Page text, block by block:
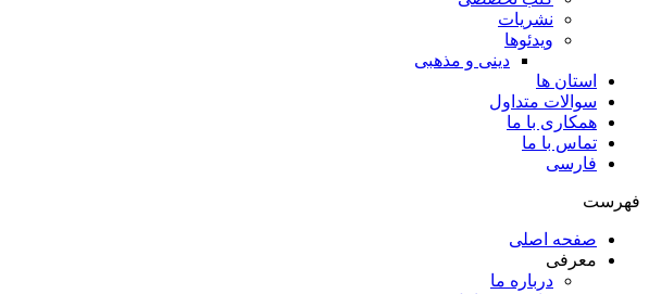
نشریات
ویدئوها
دینی و مذهبی
استان ها
سوالات متداول
همکاری با ما
تماس با ما
فارسی
فهرست
صفحه اصلی
معرفی
درباره ما